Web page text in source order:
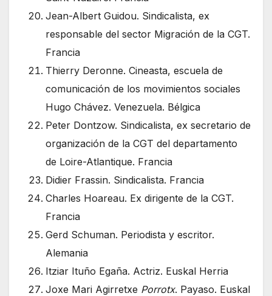
Jean-Albert Guidou. Sindicalista, ex
responsable del sector Migración de la CGT.
Francia
Thierry Deronne. Cineasta, escuela de
comunicación de los movimientos sociales
Hugo Chávez. Venezuela. Bélgica
Peter Dontzow. Sindicalista, ex secretario de
organización de la CGT del departamento
de Loire-Atlantique. Francia
Didier Frassin. Sindicalista. Francia
Charles Hoareau. Ex dirigente de la CGT.
Francia
Gerd Schuman. Periodista y escritor.
Alemania
Itziar Ituño Egaña. Actriz. Euskal Herria
Joxe Mari Agirretxe Porrotx. Payaso. Euskal